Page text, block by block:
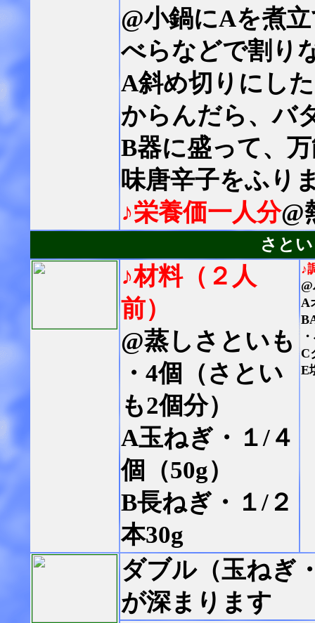
@小鍋にAを煮
べらなどで割り
A斜め切りにし
からんだら、バ
B器に盛って、
味唐辛子をふり
♪栄養価一人分@
さと
♪材料（２人
前）
@蒸しさといも
・4個（さとい
も2個分）
A玉ねぎ・１/４
個（50g）
B長ねぎ・１/２
本30g
♪
A
C
E
ダブル（玉ねぎ
が深まります